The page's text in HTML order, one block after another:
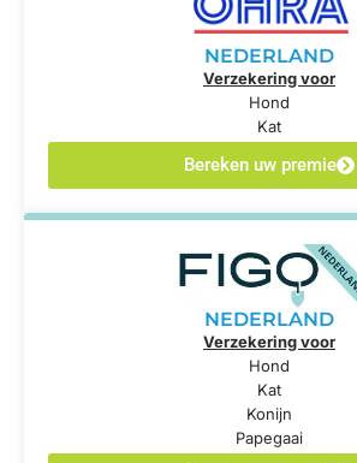
NEDERLAND
Verzekering voor
Hond
Kat
Bereken uw premie
NEDERLAND
Verzekering voor
Hond
Kat
Konijn
Papegaai